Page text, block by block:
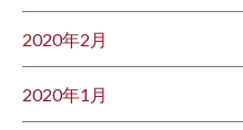
2020年2月
2020年1月